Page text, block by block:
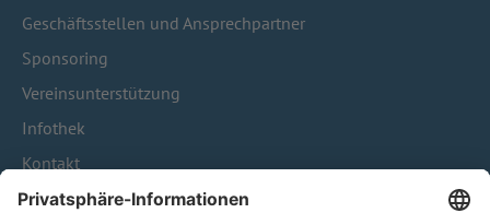
Geschäftsstellen und Ansprechpartner
Sponsoring
Vereinsunterstützung
Infothek
Kontakt